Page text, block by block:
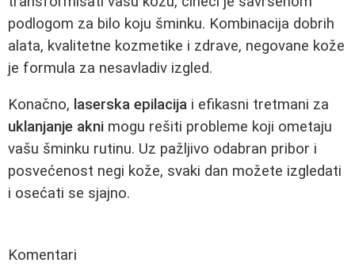
podlogom za bilo koju šminku. Kombinacija dobrih
alata, kvalitetne kozmetike i zdrave, negovane kože
je formula za nesavladiv izgled.
Konačno, laserska epilacija i efikasni tretmani za
uklanjanje akni mogu rešiti probleme koji ometaju
vašu šminku rutinu. Uz pažljivo odabran pribor i
posvećenost negi kože, svaki dan možete izgledati
i osećati se sjajno.
Komentari